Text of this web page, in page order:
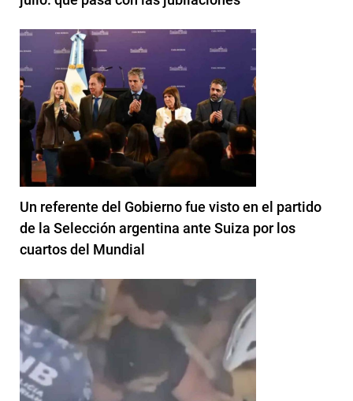
Un referente del Gobierno fue visto en el partido
de la Selección argentina ante Suiza por los
cuartos del Mundial